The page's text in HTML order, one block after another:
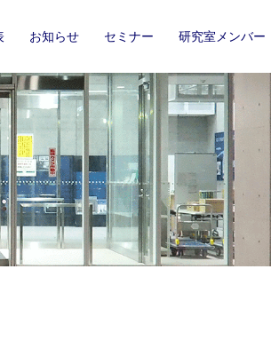
お知らせ セミナー 研究室メンバー